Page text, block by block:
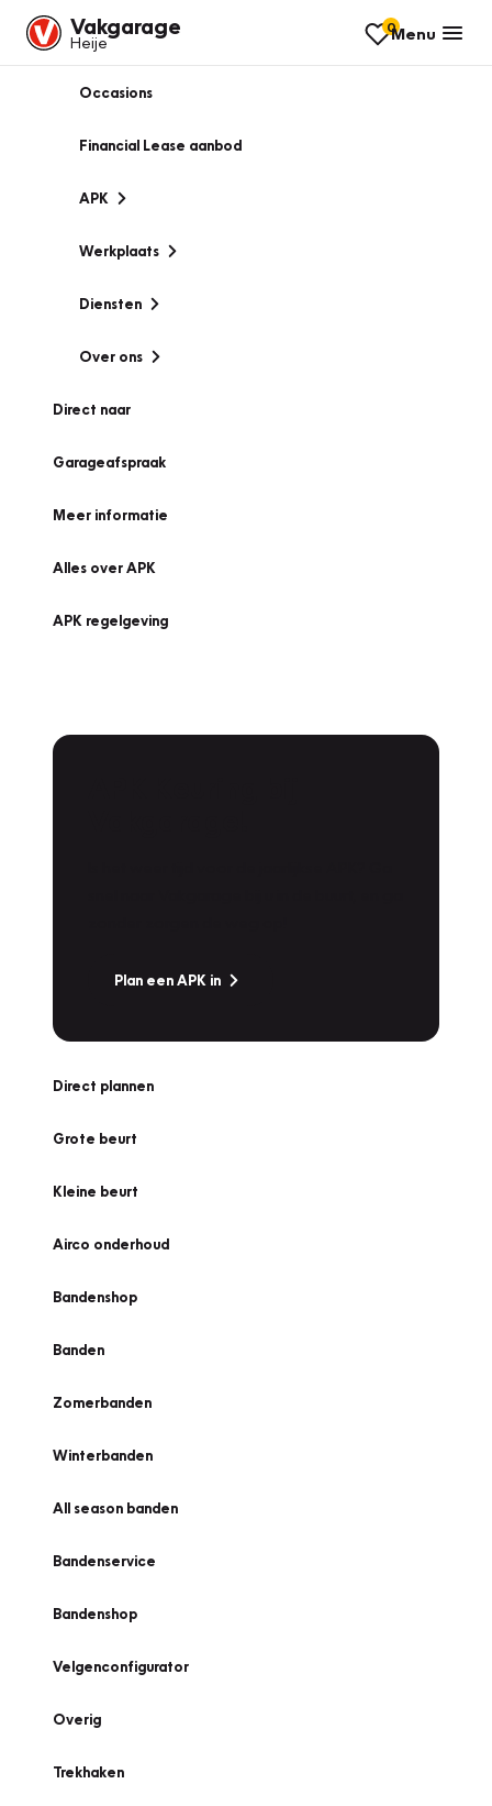
Vakgarage
Heije
0Menu
Occasions
Financial Lease aanbod
APK
Werkplaats
Diensten
Over ons
Direct naar
Garageafspraak
Meer informatie
Alles over APK
APK regelgeving
Plan een APK in
Direct plannen
Grote beurt
Kleine beurt
Airco onderhoud
Bandenshop
Banden
Zomerbanden
Winterbanden
All season banden
Bandenservice
Bandenshop
Velgenconfigurator
Overig
Trekhaken